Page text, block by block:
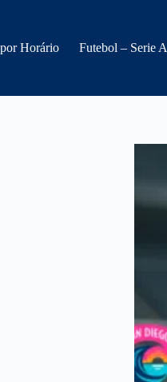
Horário Futebol – Serie A